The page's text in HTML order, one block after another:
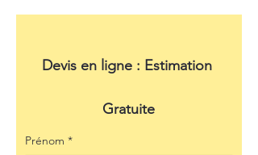
Devis en ligne : Estimation
Gratuite
Prénom *